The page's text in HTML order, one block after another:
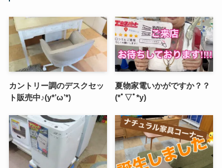
カントリー調のデスクセッ
ト販売中♪(y*’ω’*)
夏物家電いかがですか？？
(*ﾟ▽ﾟ*y)